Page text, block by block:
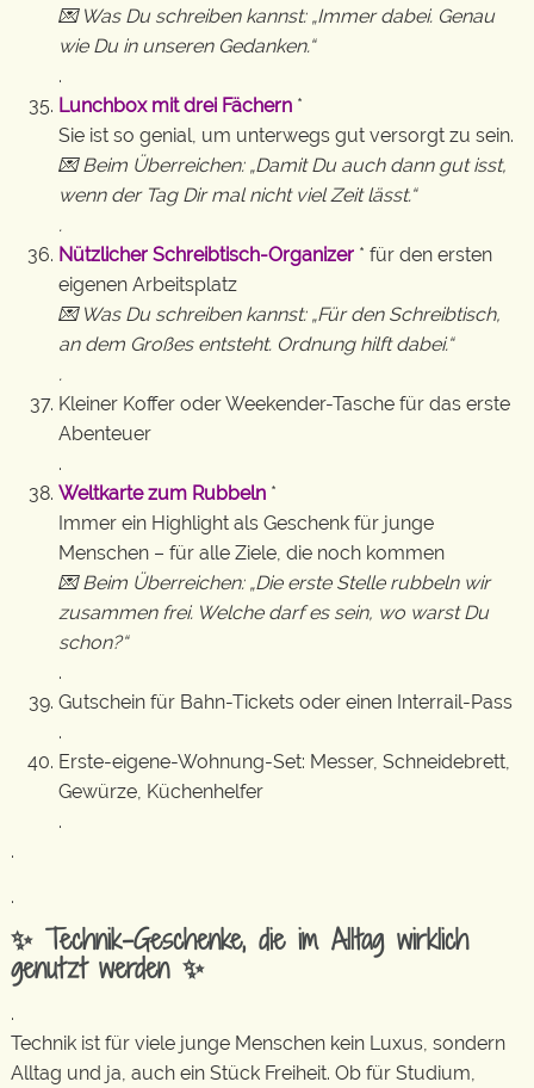
💌 Was Du schreiben kannst: „Immer dabei. Genau
wie Du in unseren Gedanken.“
.
Lunchbox mit drei Fächern *
Sie ist so genial, um unterwegs gut versorgt zu sein.
💌 Beim Überreichen: „Damit Du auch dann gut isst,
wenn der Tag Dir mal nicht viel Zeit lässt.“
.
Nützlicher Schreibtisch-Organizer * für den ersten
eigenen Arbeitsplatz
💌 Was Du schreiben kannst: „Für den Schreibtisch,
an dem Großes entsteht. Ordnung hilft dabei.“
.
Kleiner Koffer oder Weekender-Tasche für das erste
Abenteuer
.
Weltkarte zum Rubbeln *
Immer ein Highlight als Geschenk für junge
Menschen – für alle Ziele, die noch kommen
💌 Beim Überreichen: „Die erste Stelle rubbeln wir
zusammen frei. Welche darf es sein, wo warst Du
schon?“
.
Gutschein für Bahn-Tickets oder einen Interrail-Pass
.
Erste-eigene-Wohnung-Set: Messer, Schneidebrett,
Gewürze, Küchenhelfer
.
.
.
✨ Technik-Geschenke, die im Alltag wirklich
genutzt werden ✨
.
Technik ist für viele junge Menschen kein Luxus, sondern
Alltag und ja, auch ein Stück Freiheit. Ob für Studium,